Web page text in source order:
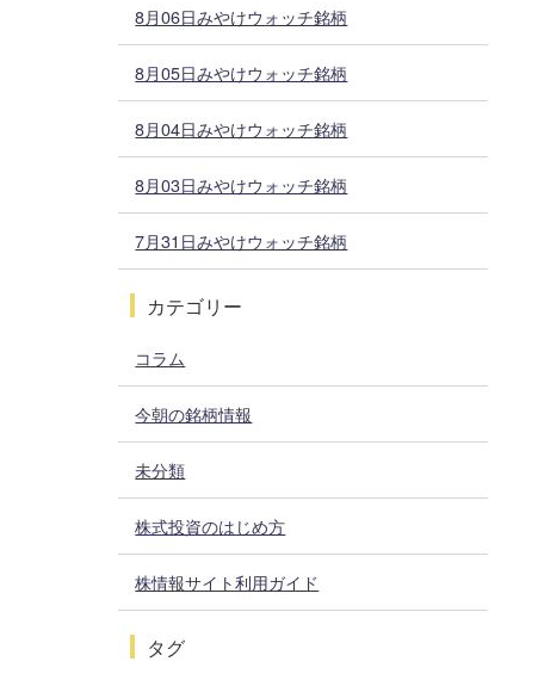
8月06日みやけウォッチ銘柄
8月05日みやけウォッチ銘柄
8月04日みやけウォッチ銘柄
8月03日みやけウォッチ銘柄
7月31日みやけウォッチ銘柄
カテゴリー
コラム
今朝の銘柄情報
未分類
株式投資のはじめ方
株情報サイト利用ガイド
タグ